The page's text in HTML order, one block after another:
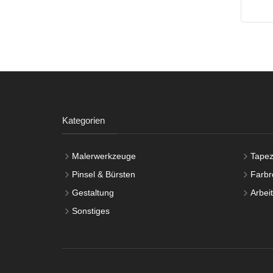
Kategorien
Malerwerkzeuge
Pinsel & Bürsten
Gestaltung
Sonstiges